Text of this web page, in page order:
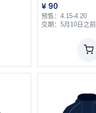
¥ 90
预售：4.15-4.20
交期：5月10日之前